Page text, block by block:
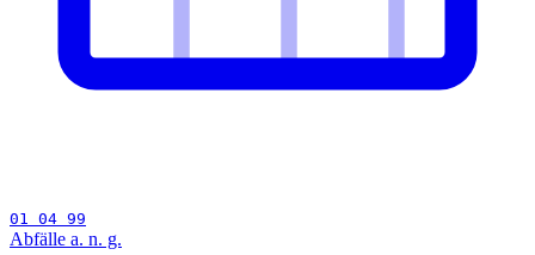
01 04 99
Abfälle a. n. g.